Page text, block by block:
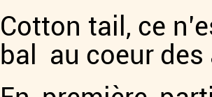
Cotton tail, ce
bal au coeur des